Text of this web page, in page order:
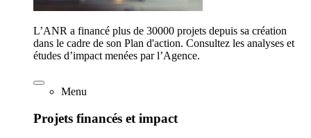
L’ANR a financé plus de 30000 projets depuis sa création
dans le cadre de son Plan d'action. Consultez les analyses et
études d’impact menées par l’Agence.
Menu
Projets financés et impact